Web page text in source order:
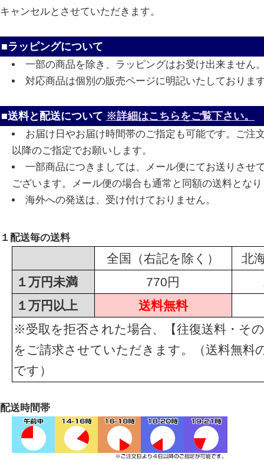
キャンセルとさせていただきます。
■ラッピングについて
一部の商品を除き、ラッピングはお受け出来ません
対応商品は個別の販売ページに明記いたしておりま
■送料と配送について ※詳細はこちらをご覧下さい。
お届け日やお届け時間帯のご指定も可能です。ご注
以降のご指定でお願いします。
一部商品につきましては、メール便にてお送りさせ
ございます。メール便の場合も通常と同額の送料とな
海外への発送は、受け付けておりません。
１配送毎の送料
全国（右記を除く）
北
１万円未満
770円
１万円以上
送料無料
※受取を拒否された場合、【往復送料・そ
をご請求させていただきます。（送料無料
です）
配送時間帯